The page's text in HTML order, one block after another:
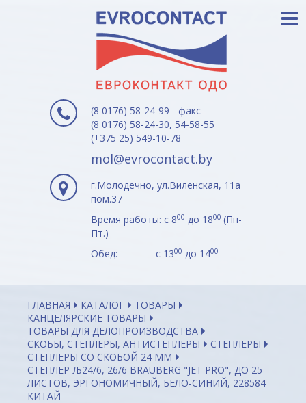
(8 0176) 58-24-99 - факс
(8 0176) 58-24-30, 54-58-55
(+375 25) 549-10-78
mol@evrocontact.by
г.Молодечно, ул.Виленская, 11а
пом.37
Время работы: с 800 до 1800 (Пн-
Пт.)
Обед: с 1300 до 1400
ГЛАВНАЯ КАТАЛОГ
ТОВАРЫ
КАНЦЕЛЯРСКИЕ ТОВАРЫ
ТОВАРЫ ДЛЯ ДЕЛОПРОИЗВОДСТВА
СКОБЫ, СТЕПЛЕРЫ, АНТИСТЕПЛЕРЫ
СТЕПЛЕРЫ
СТЕПЛЕРЫ СО СКОБОЙ 24 ММ
СТЕПЛЕР Љ24/6, 26/6 BRAUBERG "JET PRO", ДО 25
ЛИСТОВ, ЭРГОНОМИЧНЫЙ, БЕЛО-СИНИЙ, 228584
КИТАЙ